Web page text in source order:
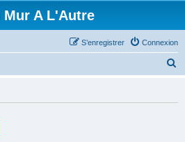
Mur A L'Autre
Connexion
S’enregistrer